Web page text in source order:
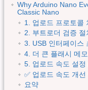
Why Arduino Nano
Classic Nano
1. 업로드 프로토콜
2. 부트로더 검증 절
3. USB 인터페이스
4. 더 큰 플래시 메
5. 업로드 속도 설
✅ 업로드 속도 개선
요약